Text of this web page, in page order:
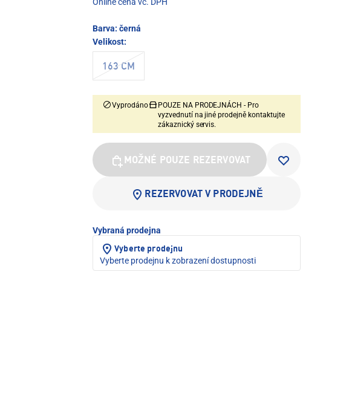
Barva: černá
Velikost:
163 CM
Vyprodáno
POUZE NA PRODEJNÁCH - Pro
vyzvednutí na jiné prodejně kontaktujte
zákaznický servis.
MOŽNÉ POUZE REZERVOVAT
REZERVOVAT V PRODEJNĚ
Vybraná prodejna
Vyberte prodejnu
Vyberte prodejnu k zobrazení dostupnosti